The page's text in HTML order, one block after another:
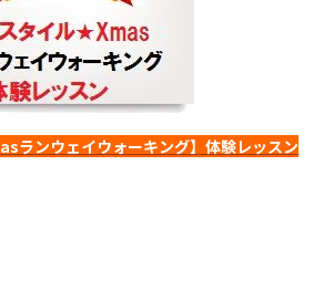
ランウェイウォーキング】体験レッスン